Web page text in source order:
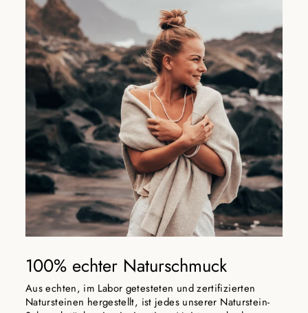
100% echter Naturschmuck
Aus echten, im Labor getesteten und zertifizierten
Natursteinen hergestellt, ist jedes unserer Naturstein-